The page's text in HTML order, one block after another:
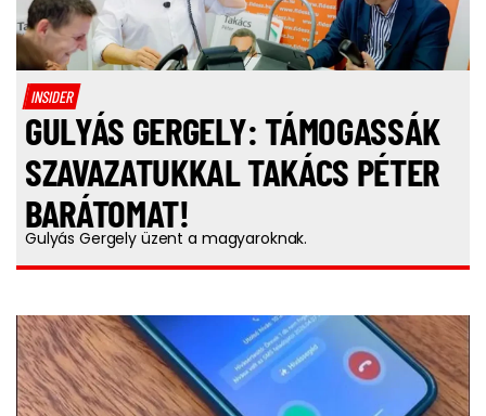
INSIDER
GULYÁS GERGELY: TÁMOGASSÁK
SZAVAZATUKKAL TAKÁCS PÉTER
BARÁTOMAT!
Gulyás Gergely üzent a magyaroknak.